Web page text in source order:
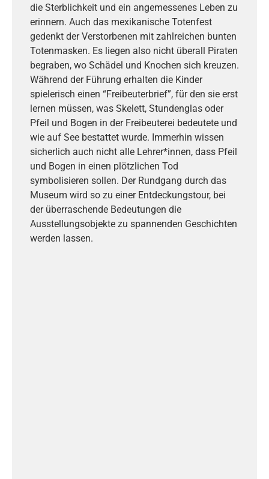
die Sterblichkeit und ein angemessenes Leben zu
erinnern. Auch das mexikanische Totenfest
gedenkt der Verstorbenen mit zahlreichen bunten
Totenmasken. Es liegen also nicht überall Piraten
begraben, wo Schädel und Knochen sich kreuzen.
Während der Führung erhalten die Kinder
spielerisch einen “Freibeuterbrief”, für den sie erst
lernen müssen, was Skelett, Stundenglas oder
Pfeil und Bogen in der Freibeuterei bedeutete und
wie auf See bestattet wurde. Immerhin wissen
sicherlich auch nicht alle Lehrer*innen, dass Pfeil
und Bogen in einen plötzlichen Tod
symbolisieren sollen. Der Rundgang durch das
Museum wird so zu einer Entdeckungstour, bei
der überraschende Bedeutungen die
Ausstellungsobjekte zu spannenden Geschichten
werden lassen.